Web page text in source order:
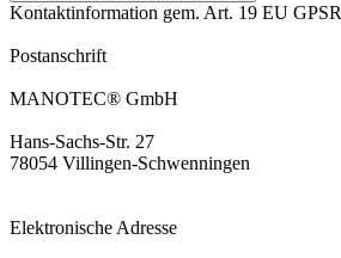
Kontaktinformation gem. Art. 19 EU GPSR
Postanschrift
MANOTEC® GmbH
Hans-Sachs-Str. 27
78054 Villingen-Schwenningen
Elektronische Adresse